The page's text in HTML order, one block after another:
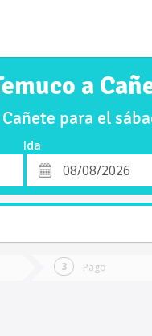
a
Cañete para el
Ida
Fecha
de
Pago